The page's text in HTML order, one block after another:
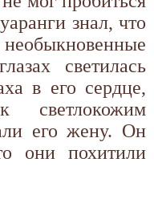
знал, что
светилась
в его сердце,
светлокожим
его жену. Он
они похитили